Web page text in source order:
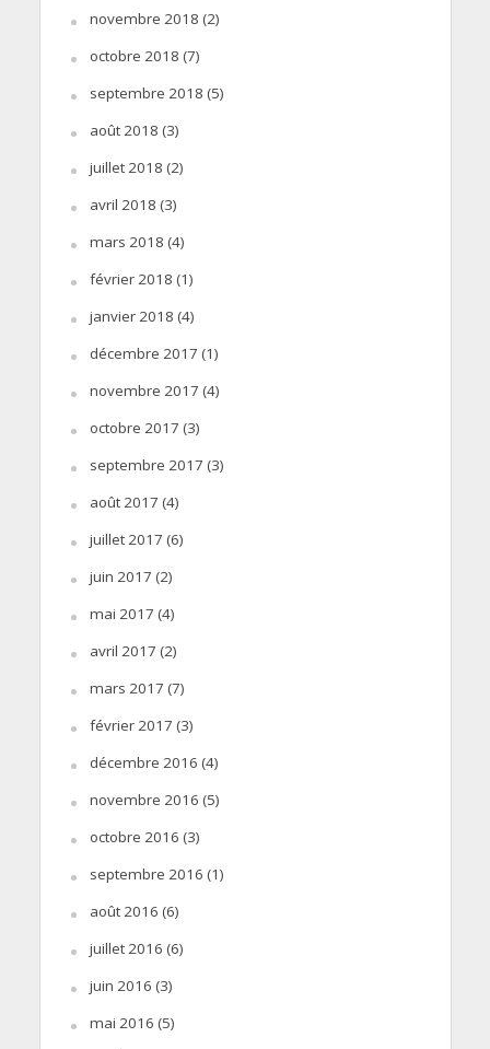
novembre 2018 (2)
octobre 2018 (7)
septembre 2018 (5)
août 2018 (3)
juillet 2018 (2)
avril 2018 (3)
mars 2018 (4)
février 2018 (1)
janvier 2018 (4)
décembre 2017 (1)
novembre 2017 (4)
octobre 2017 (3)
septembre 2017 (3)
août 2017 (4)
juillet 2017 (6)
juin 2017 (2)
mai 2017 (4)
avril 2017 (2)
mars 2017 (7)
février 2017 (3)
décembre 2016 (4)
novembre 2016 (5)
octobre 2016 (3)
septembre 2016 (1)
août 2016 (6)
juillet 2016 (6)
juin 2016 (3)
mai 2016 (5)